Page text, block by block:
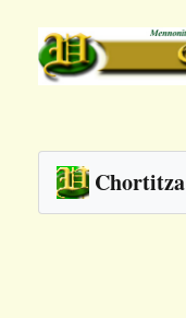
Chortitza